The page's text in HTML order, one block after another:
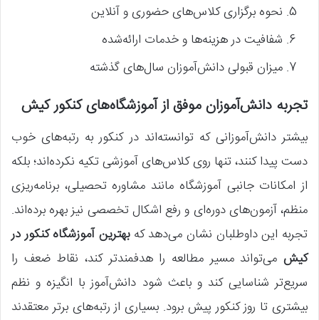
نحوه برگزاری کلاس‌های حضوری و آنلاین
شفافیت در هزینه‌ها و خدمات ارائه‌شده
میزان قبولی دانش‌آموزان سال‌های گذشته
تجربه دانش‌آموزان موفق از آموزشگاه‌های کنکور کیش
بیشتر دانش‌آموزانی که توانسته‌اند در کنکور به رتبه‌های خوب
دست پیدا کنند، تنها روی کلاس‌های آموزشی تکیه نکرده‌اند؛ بلکه
از امکانات جانبی آموزشگاه مانند مشاوره تحصیلی، برنامه‌ریزی
منظم، آزمون‌های دوره‌ای و رفع اشکال تخصصی نیز بهره برده‌اند.
تجربه این داوطلبان نشان می‌دهد کهبهترین آموزشگاه کنکور در
کیش می‌تواند مسیر مطالعه را هدفمندتر کند، نقاط ضعف را
سریع‌تر شناسایی کند و باعث شود دانش‌آموز با انگیزه و نظم
بیشتری تا روز کنکور پیش برود. بسیاری از رتبه‌های برتر معتقدند